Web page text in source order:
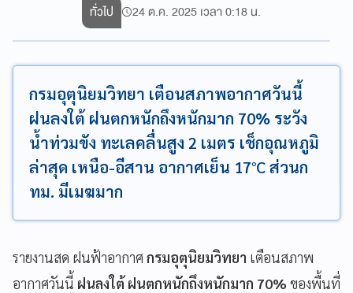
ทั่วไป 24 ต.ค. 2025 เวลา 0:18 น.
กรมอุตุนิยมวิทยา เตือนสภาพอากาศวันนี้
ฝนลงใต้ ฝนตกหนักถึงหนักมาก 70% ระวัง
น้ำท่วมขัง ทะเลคลื่นสูง 2 เมตร เช็กอุณหภูมิ
ล่าสุด เหนือ-อีสาน อากาศเย็น 17°C ส่วนก
ทม. มีเมฆมาก
รายงานสด ฝนฟ้าอากาศ กรมอุตุนิยมวิทยา เตือนสภาพ
อากาศวันนี้ ฝนลงใต้ ฝนตกหนักถึงหนักมาก 70% ของพื้นที่